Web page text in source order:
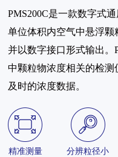
PMS200C是一款数字式
单位体积内空气中悬浮颗
并以数字接口形式输出。
中颗粒物浓度相关的检
及时的浓度数据。
精准测量 分辨粒径小